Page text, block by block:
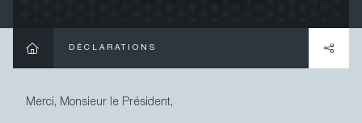
Actualités
Déclarations
DÉCLARATIONS
Merci, Monsieur le Président,